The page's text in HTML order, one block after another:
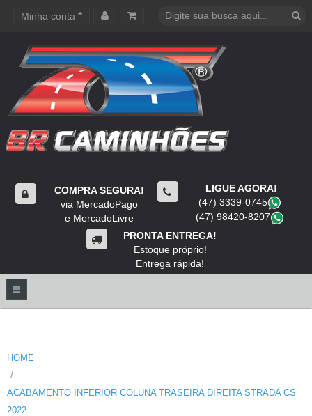
Minha conta
COMPRA SEGURA!
via MercadoPago
e MercadoLivre
LIGUE AGORA!
(47) 3339-0745
(47) 98420-8207
PRONTA ENTREGA!
Estoque próprio!
Entrega rápida!
HOME
ACABAMENTO INFERIOR COLUNA TRASEIRA DIREITA STRADA CS
2022